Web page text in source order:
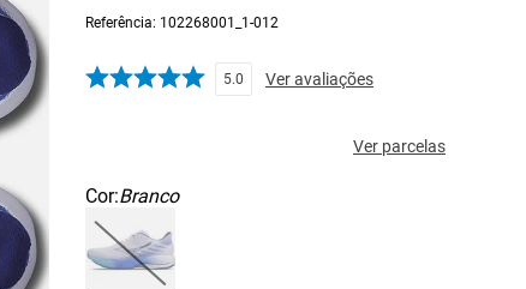
Referência: 102268001_1-012
5.0 Ver avaliações
Ver parcelas
Cor:Branco